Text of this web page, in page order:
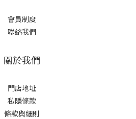
會員制度
聯絡我們
關於我們
門店地址
私隱條款
條款與細則